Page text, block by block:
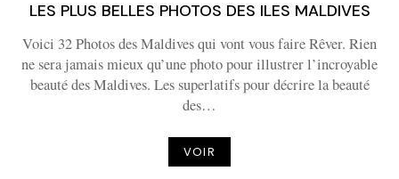
LES PLUS BELLES PHOTOS DES ILES MALDIVES
Voici 32 Photos des Maldives qui vont vous faire Rêver. Rien
ne sera jamais mieux qu’une photo pour illustrer l’incroyable
beauté des Maldives. Les superlatifs pour décrire la beauté
des…
VOIR